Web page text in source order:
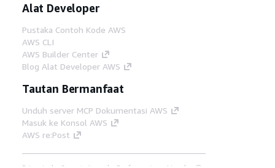
Alat Developer
Pustaka Contoh Kode AWS
AWS CLI
AWS Builder Center
Blog Alat Developer AWS
Tautan Bermanfaat
Unduh server MCP Dokumentasi AWS
Masuk ke Konsol AWS
AWS re:Post